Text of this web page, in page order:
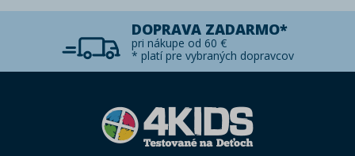
DOPRAVA ZADARMO*
pri nákupe od 60 €
* platí pre vybraných dopravcov